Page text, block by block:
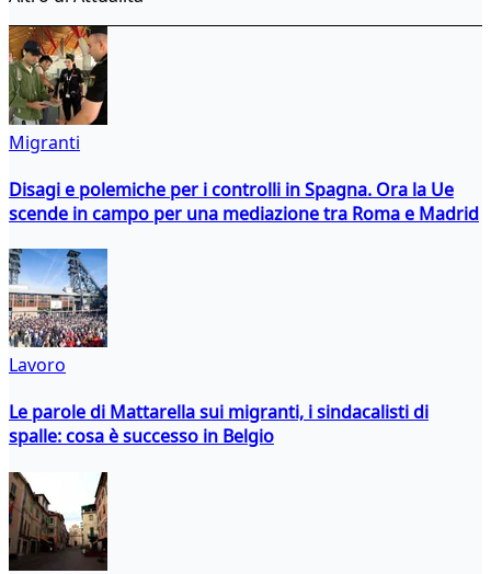
Migranti
Disagi e polemiche per i controlli in Spagna. Ora la Ue
scende in campo per una mediazione tra Roma e Madrid
Lavoro
Le parole di Mattarella sui migranti, i sindacalisti di
spalle: cosa è successo in Belgio